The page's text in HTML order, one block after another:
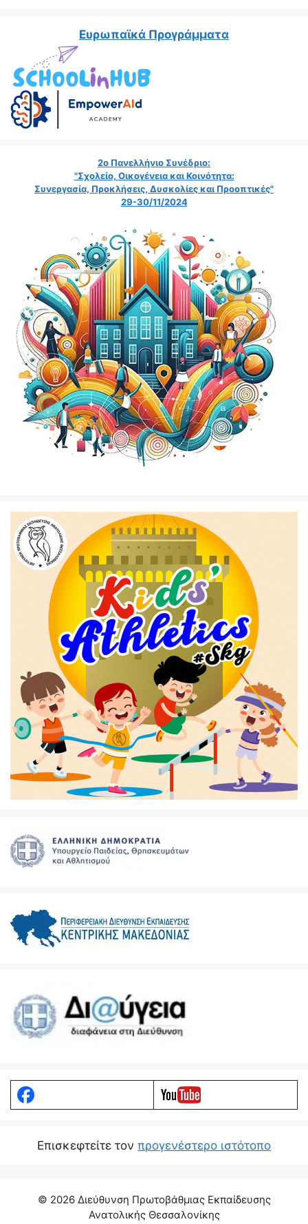
Ευρωπαϊκά Προγράμματα
2ο Πανελλήνιο Συνέδριο:
"Σχολείο, Οικογένεια και Κοινότητα:
Συνεργασία, Προκλήσεις, Δυσκολίες και Προοπτικές"
29-30/11/2024
Eπισκεφτείτε τον προγενέστερο ιστότοπο
© 2026 Διεύθυνση Πρωτοβάθμιας Εκπαίδευσης
Ανατολικής Θεσσαλονίκης